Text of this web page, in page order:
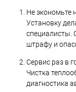
Не экономьте
Установку
специалисты.
штрафу и
Сервис раз в
Чистка
диагностика